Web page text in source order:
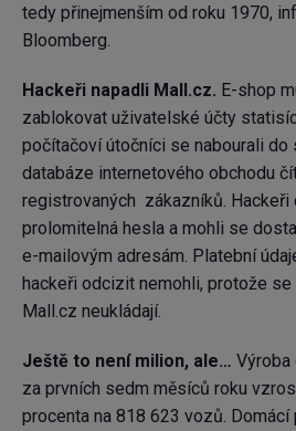
tedy přinejmenším od roku 1970,
Bloomberg.
Hackeři napadli Mall.cz. E-shop
zablokovat uživatelské účty
počítačoví útočníci se nabourali do
databáze internetového obchodu
registrovaných zákazníků. Hackeři
prolomitelná hesla a mohli se
e-mailovým adresám. Platební
hackeři odcizit nemohli, protože
Mall.cz neukládají.
Ještě to není milion, ale… Výroba
za prvních sedm měsíců roku
procenta na 818 623 vozů.